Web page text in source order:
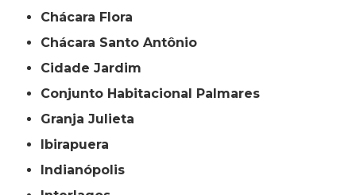
Chácara Flora
Chácara Santo Antônio
Cidade Jardim
Conjunto Habitacional Palmares
Granja Julieta
Ibirapuera
Indianópolis